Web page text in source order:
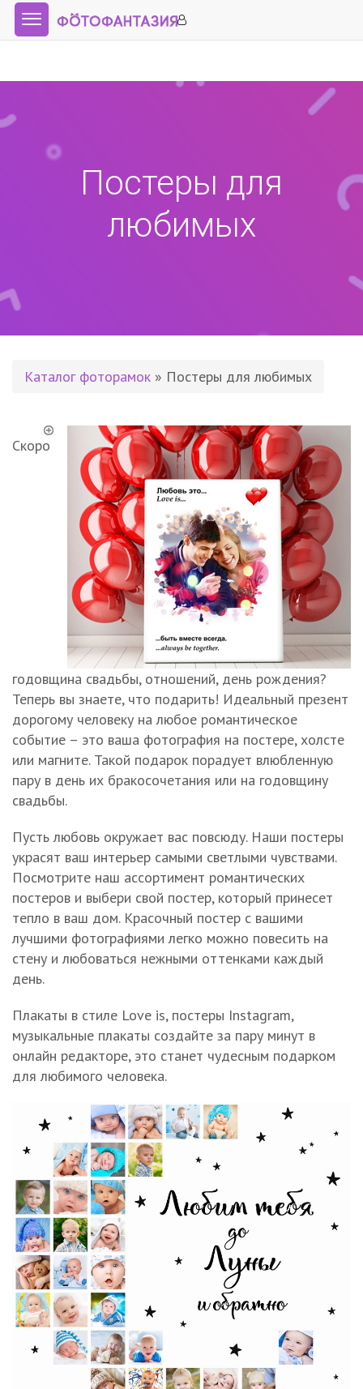
Постеры для
любимых
Каталог фоторамок » Постеры для любимых
Скоро
годовщина свадьбы, отношений, день рождения?
Теперь вы знаете, что подарить! Идеальный презент
дорогому человеку на любое романтическое
событие – это ваша фотография на постере, холсте
или магните. Такой подарок порадует влюбленную
пару в день их бракосочетания или на годовщину
свадьбы.
Пусть любовь окружает вас повсюду. Наши постеры
украсят ваш интерьер самыми светлыми чувствами.
Посмотрите наш ассортимент романтических
постеров и выбери свой постер, который принесет
тепло в ваш дом. Красочный постер с вашими
лучшими фотографиями легко можно повесить на
стену и любоваться нежными оттенками каждый
день.
Плакаты в стиле Love is, постеры Instagram,
музыкальные плакаты создайте за пару минут в
онлайн редакторе, это станет чудесным подарком
для любимого человека.